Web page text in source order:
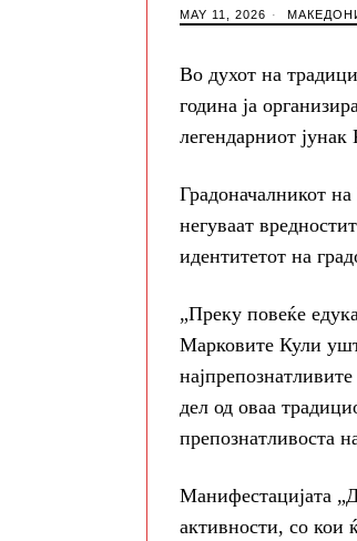
MAY 11, 2026
Во духот на
година ја
легендарниот
Градоначалникот
негуваат
идентитетот на
„Преку повеќе
Марковите Кули
дел од оваа
препознатливоста
Манифестацијата
активности, со кои